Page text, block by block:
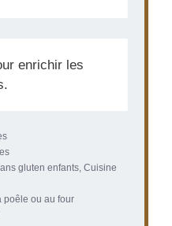
enrichir les
gluten enfants, Cuisine
poêle ou au four